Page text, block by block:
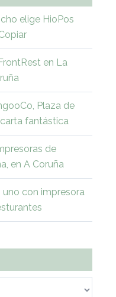
elige HioPos
en La
Plaza de
fantástica
de
en A Coruña
uno con impresora